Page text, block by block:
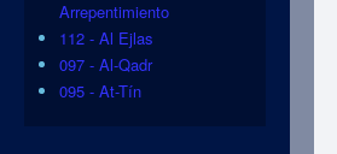
Arrepentimiento
112 - Al Ejlas
097 - Al-Qadr
095 - At-Tín